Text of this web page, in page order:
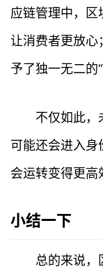
情
讯
科
应链管理中，区
让消费者更放心
予了独一无二的
不仅如此，
可能还会进入身
会运转变得更高
小结一下
总的来说，